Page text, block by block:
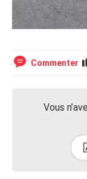
Commenter
Vous